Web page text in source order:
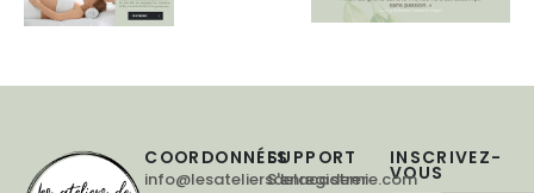
INSCRIVEZ-
VOUS
COORDONNÉES
info@lesateliersdelacademie.com
SUPPORT
S'enregistrer